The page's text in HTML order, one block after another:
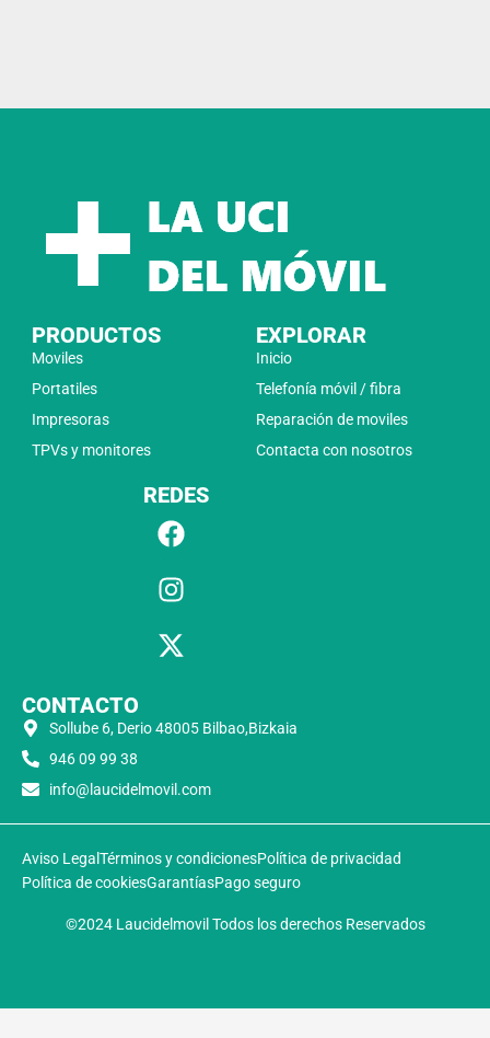
PRODUCTOS
Moviles
Portatiles
Impresoras
TPVs y monitores
EXPLORAR
Inicio
Telefonía móvil / fibra
Reparación de moviles
Contacta con nosotros
REDES
CONTACTO
Sollube 6, Derio 48005 Bilbao,Bizkaia
946 09 99 38
info@laucidelmovil.com
Aviso Legal Términos y condicionesPolítica de privacidad
Política de cookiesGarantíasPago seguro
©2024 Laucidelmovil Todos los derechos Reservados